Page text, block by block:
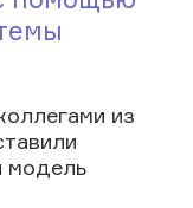
из
модель